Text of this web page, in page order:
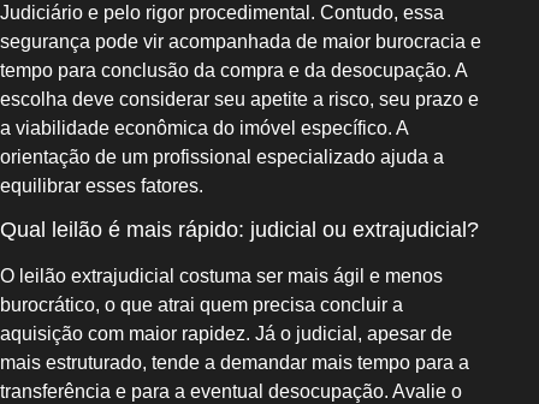
Judiciário e pelo rigor procedimental. Contudo, essa
segurança pode vir acompanhada de maior burocracia e
tempo para conclusão da compra e da desocupação. A
escolha deve considerar seu apetite a risco, seu prazo e
a viabilidade econômica do imóvel específico. A
orientação de um profissional especializado ajuda a
equilibrar esses fatores.
Qual leilão é mais rápido: judicial ou extrajudicial?
O leilão extrajudicial costuma ser mais ágil e menos
burocrático, o que atrai quem precisa concluir a
aquisição com maior rapidez. Já o judicial, apesar de
mais estruturado, tende a demandar mais tempo para a
transferência e para a eventual desocupação. Avalie o